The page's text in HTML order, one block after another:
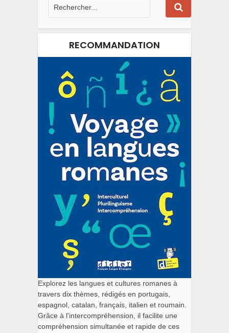
RECOMMANDATION
Explorez les langues et cultures romanes à
travers dix thèmes, rédigés en portugais,
espagnol, catalan, français, italien et roumain.
Grâce à l'intercompréhension, il facilite une
compréhension simultanée et rapide de ces